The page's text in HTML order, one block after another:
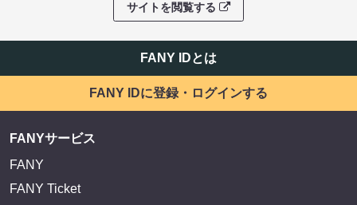
サイトを閲覧する
FANY IDとは
FANY IDに登録・ログインする
FANYサービス
FANY
FANY Ticket